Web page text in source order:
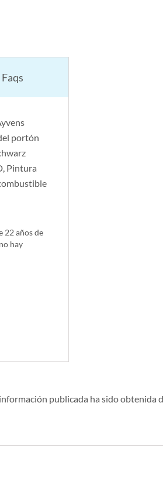
Faqs
portón
Pintura
22 años de
hay
publicada ha sido